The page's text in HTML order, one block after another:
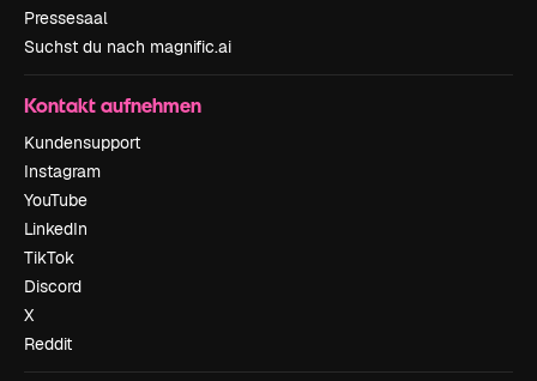
Pressesaal
Suchst du nach magnific.ai
Kontakt aufnehmen
Kundensupport
Instagram
YouTube
LinkedIn
TikTok
Discord
X
Reddit